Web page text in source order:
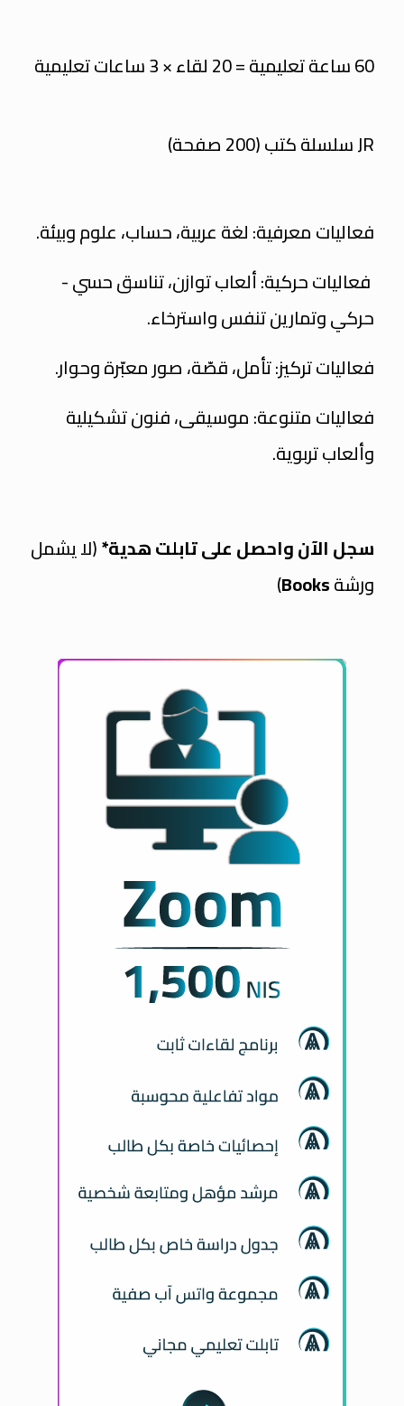
60 ساعة تعليمية = 20 لقاء × 3 ساعات تعليمية
JR سلسلة كتب (200 صفحة)
فعاليات معرفية: لغة عربية، حساب، علوم وبيئة.
فعاليات حركية: ألعاب توازن، تناسق حسي -
حركيوتمارين تنفس واسترخاء.
فعاليات تركيز: تأمل، قصّة، صور معبّرة وحوار.
فعاليات متنوعة: موسيقى، فنون تشكيلية
وألعاب تربوية.
سجل الآن واحصل على تابلت هدية*(لا يشمل
ورشةBooks
)